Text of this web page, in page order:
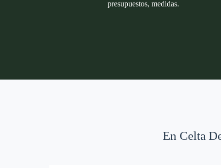
presupuestos, medidas.
En Celta